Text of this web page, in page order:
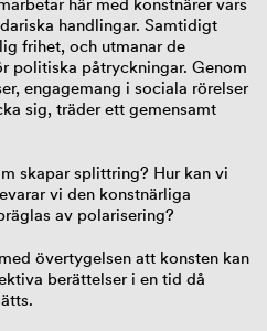
handlingar. Samtidigt
frihet, och utmanar de
politiska påtryckningar. Genom
engagemang i sociala rörelser
sig, träder ett gemensamt
skapar splittring? Hur kan vi
vi den konstnärliga
av polarisering?
övertygelsen att konsten kan
berättelser i en tid då